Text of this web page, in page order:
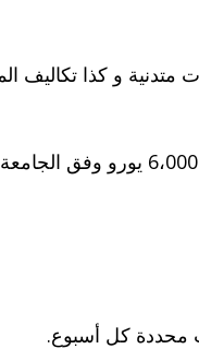
متدنية و كذا تكاليف
محددة كل أسبوع.